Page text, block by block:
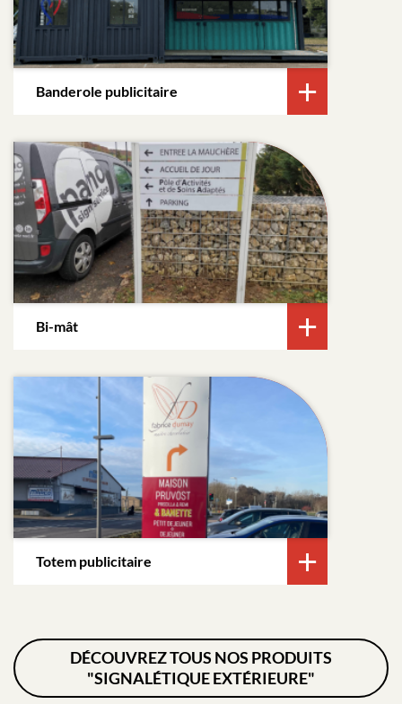
Banderole publicitaire
Bi-mât
Totem publicitaire
DÉCOUVREZ TOUS NOS PRODUITS
"SIGNALÉTIQUE EXTÉRIEURE"